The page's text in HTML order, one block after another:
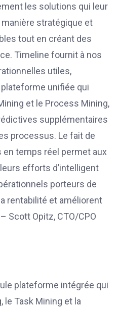
les solutions qui leur
stratégique et
tout en créant des
Timeline fournit à nos
utiles,
plateforme unifiée qui
et le Process Mining,
supplémentaires
processus. Le fait de
temps réel permet aux
efforts d’intelligent
porteurs de
rentabilité et améliorent
Scott Opitz, CTO/CPO
plateforme intégrée qui
le Task Mining et la